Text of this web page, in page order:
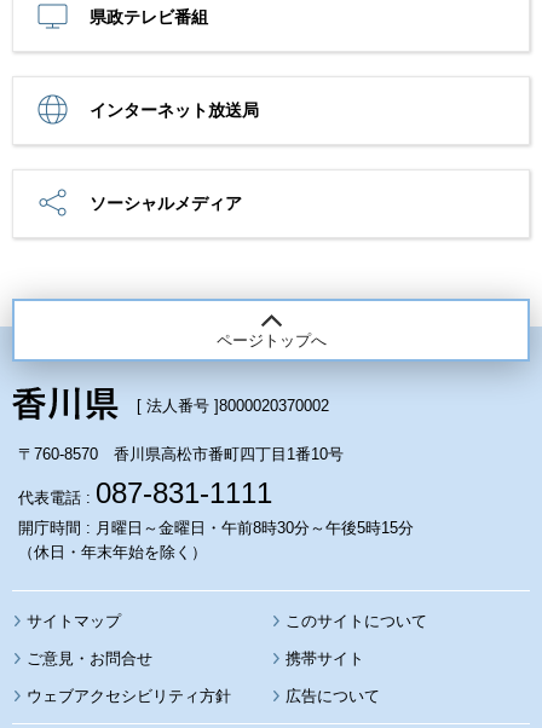
県政テレビ番組
インターネット放送局
ソーシャルメディア
ページトップへ
[ 法人番号 ]8000020370002
〒760-8570 香川県高松市番町四丁目1番10号
代表電話 : 087-831-1111
開庁時間 : 月曜日～金曜日・午前8時30分～午後5時15分
（休日・年末年始を除く）
サイトマップ このサイトについて
携帯サイト
ウェブアクセシビリティ方針 広告について